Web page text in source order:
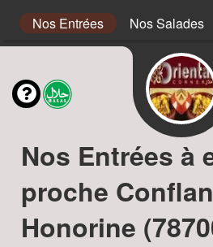
Nos Entrées Nos Salades
Nos Entrées à
proche
Honorine